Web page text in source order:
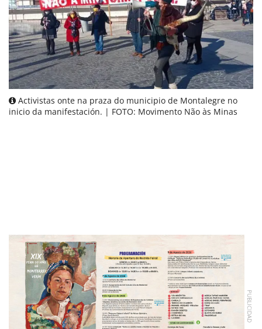
Activistas onte na praza do municipio de Montalegre no
inicio da manifestación. | FOTO: Movimento Não às Minas